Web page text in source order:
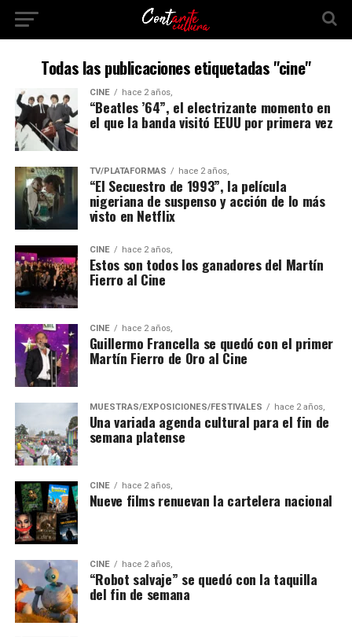
Todas las publicaciones etiquetadas "cine"
CINE hace 2 años,
“Beatles ’64”, el electrizante momento en
el que la banda visitó EEUU por primera vez
TV/PLATAFORMAS hace 2 años,
“El Secuestro de 1993”, la película
nigeriana de suspenso y acción de lo más
visto en Netflix
CINE hace 2 años,
Estos son todos los ganadores del Martín
Fierro al Cine
CINE hace 2 años,
Guillermo Francella se quedó con el primer
Martín Fierro de Oro al Cine
MUESTRAS/EXPOSICIONES/FESTIVALES hace 2 años,
Una variada agenda cultural para el fin de
semana platense
CINE hace 2 años,
Nueve films renuevan la cartelera nacional
CINE hace 2 años,
“Robot salvaje” se quedó con la taquilla
del fin de semana